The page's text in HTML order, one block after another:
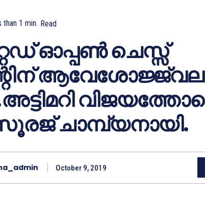
than 1 min. Read
ഓപ്പണ്‍ ചെസ്സ്
ആവേശോജ്ജ്വല
ചാമ്പ്യനായി.
October 9, 2019